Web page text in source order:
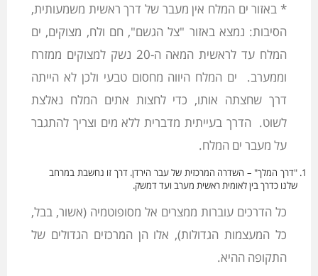
* באזור ים המלח אין מעבר של דרך ראשית משמעותית,
הסיבות: נמצא באזור "צל הגשם", חם ולח, מצוקים, ים
המלח עד לראשית המאה ה-20 נשק למצוקים ממזרח
וממערב. ים המלח היווה מחסום טבעי ולכן לא הייתה
דרך שחצתה אותו, כדי לחצות אתים המלח נאלצת
לשוט. הדרך בעייתית מדברית ללא מים וצריך להתגבר
על מעבר ים המלח.
"דרך המלך" – השדרה המרכזית של עבר הירדן. דרך זו נחשבת במרחב
שלנו כדרך בין לאומית ראשית מערב ועד דמשק.
כל הדרכים עוברות ממצרים אל מסופוטמיה (אשור, בבל,
כל המעצמות הגדולות), אלו הן המרכזים הגדולים של
התקופה ההיא.